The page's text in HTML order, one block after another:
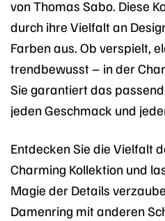
von Thomas Sabo. Diese
durch ihre Vielfalt an
Farben aus. Ob verspielt,
trendbewusst – in der
Sie garantiert das
jeden Geschmack und
Entdecken Sie die Vielfalt
Charming Kollektion und
Magie der Details
Damenring mit anderen